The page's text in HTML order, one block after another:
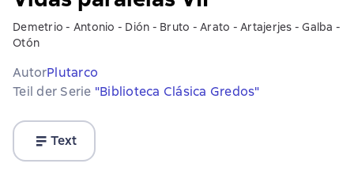
Demetrio - Antonio - Dión - Bruto - Arato - Artajerjes - Galba -
Otón
AutorPlutarco
Teil der Serie "Biblioteca Clásica Gredos"
Text